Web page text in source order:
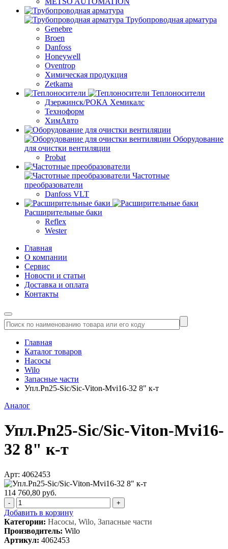
Трубопроводная арматура
Genebre
Broen
Danfoss
Honeywell
Oventrop
Химическая продукция
Zetkama
Теплоносители
Дзержинск/РОКА Хемикалс
Техноформ
ХимАвто
Оборудование
для очистки вентиляции
Probat
Частотные
преобразователи
Danfoss VLT
Расширительные баки
Reflex
Wester
Главная
О компании
Сервис
Новости и статьи
Доставка и оплата
Контакты
Главная
Каталог товаров
Насосы
Wilo
Запасные части
Упл.Pn25-Sic/Sic-Viton-Mvi16-32 8" к-т
Аналог
Упл.Pn25-Sic/Sic-Viton-Mvi16-
32 8" к-т
Арт: 4062453
114 760,80 руб.
- +
Добавить в корзину
Категории: Насосы, Wilo, Запасные части
Производитель: Wilo
Артикул: 4062453